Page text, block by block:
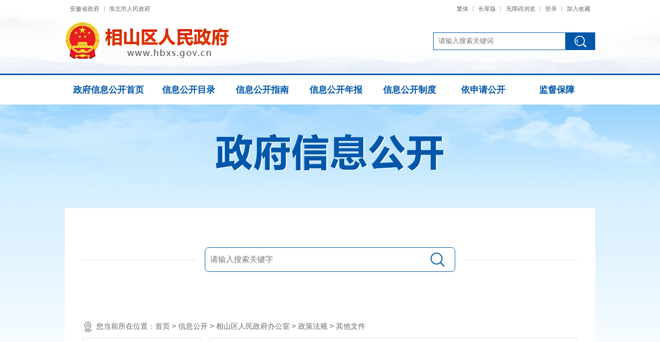
安徽省政府 淮北市人民政府 繁体 长辈版 无障碍浏览 登录 加入收藏
政府信息公开首页 信息公开目录 信息公开指南 信息公开年报 信息公开制度 依申请公开 监督保障
您当前所在位置： 首页 > 信息公开 > 相山区人民政府办公室 > 政策法规 > 其他文件